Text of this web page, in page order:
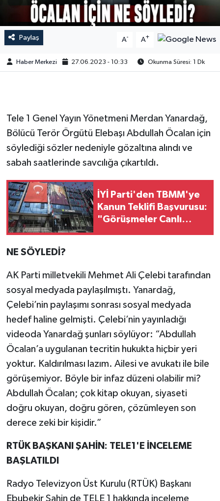
Paylaş A- A+
Haber Merkezi 27.06.2023 - 10:33 Okunma Süresi: 1 Dk
Tele 1 Genel Yayın Yönetmeni Merdan Yanardağ,
Bölücü Terör Örgütü Elebaşı Abdullah Öcalan için
söylediği sözler nedeniyle gözaltına alındı ve
sabah saatlerinde savcılığa çıkartıldı.
İYİ Parti'den TBMM'ye
Kanun Teklifi Başvurusu:
"Görüşmeler Canlı
NE SÖYLEDİ?
AK Parti milletvekili Mehmet Ali Çelebi tarafından
sosyal medyada paylaşılmıştı. Yanardağ,
Çelebi’nin paylaşımı sonrası sosyal medyada
hedef haline gelmişti. Çelebi’nin yayınladığı
videoda Yanardağ şunları söylüyor: “Abdullah
Öcalan’a uygulanan tecritin hukukta hiçbir yeri
yoktur. Kaldırılması lazım. Ailesi ve avukatı ile bile
görüşemiyor. Böyle bir infaz düzeni olabilir mi?
Abdullah Öcalan; çok kitap okuyan, siyaseti
doğru okuyan, doğru gören, çözümleyen son
derece zeki bir kişidir.”
RTÜK BAŞKANI ŞAHİN: TELE1'E İNCELEME
BAŞLATILDI
Radyo Televizyon Üst Kurulu (RTÜK) Başkanı
Ebubekir Şahin de TELE 1 hakkında inceleme